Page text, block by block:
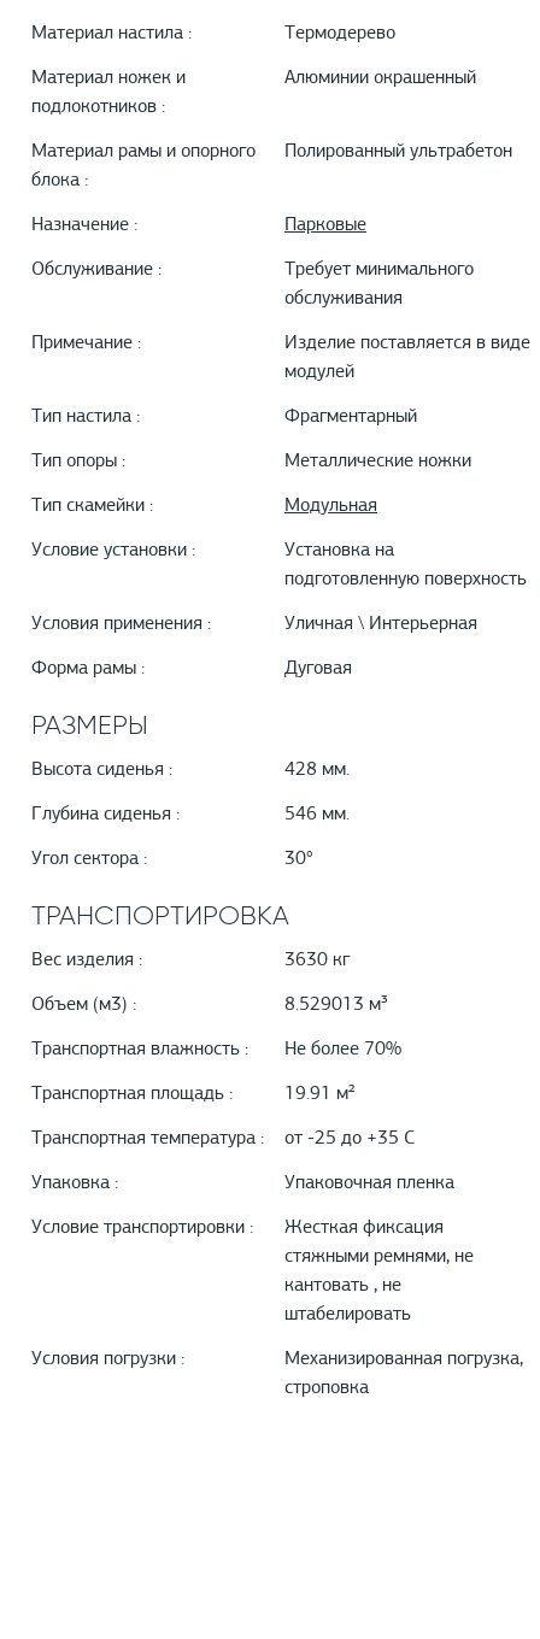
Материал настила : Термодерево
Материал ножек и
подлокотников :
Алюминии окрашенный
Материал рамы и опорного
блока :
Полированный ультрабетон
Назначение : Парковые
Обслуживание :
Требует минимального
обслуживания
Примечание :
Изделие поставляется в виде
модулей
Тип настила : Фрагментарный
Тип опоры : Металлические ножки
Тип скамейки : Модульная
Условие установки :
Установка на
подготовленную поверхность
Условия применения : Уличная \ Интерьерная
Форма рамы : Дуговая
РАЗМЕРЫ
Высота сиденья : 428 мм.
Глубина сиденья : 546 мм.
Угол сектора : 30°
ТРАНСПОРТИРОВКА
Вес изделия : 3630 кг
Объем (м3) : 8.529013 м³
Транспортная влажность : Не более 70%
Транспортная площадь : 19.91 м²
Транспортная температура : от -25 до +35 С
Упаковка : Упаковочная пленка
Условие транспортировки :
Жесткая фиксация
стяжными ремнями, не
кантовать , не
штабелировать
Условия погрузки :
Механизированная погрузка,
строповка